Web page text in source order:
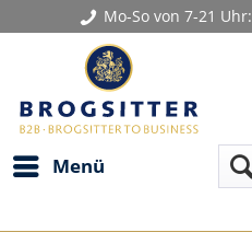
Mo-So von 7-21 Uhr:
Menü